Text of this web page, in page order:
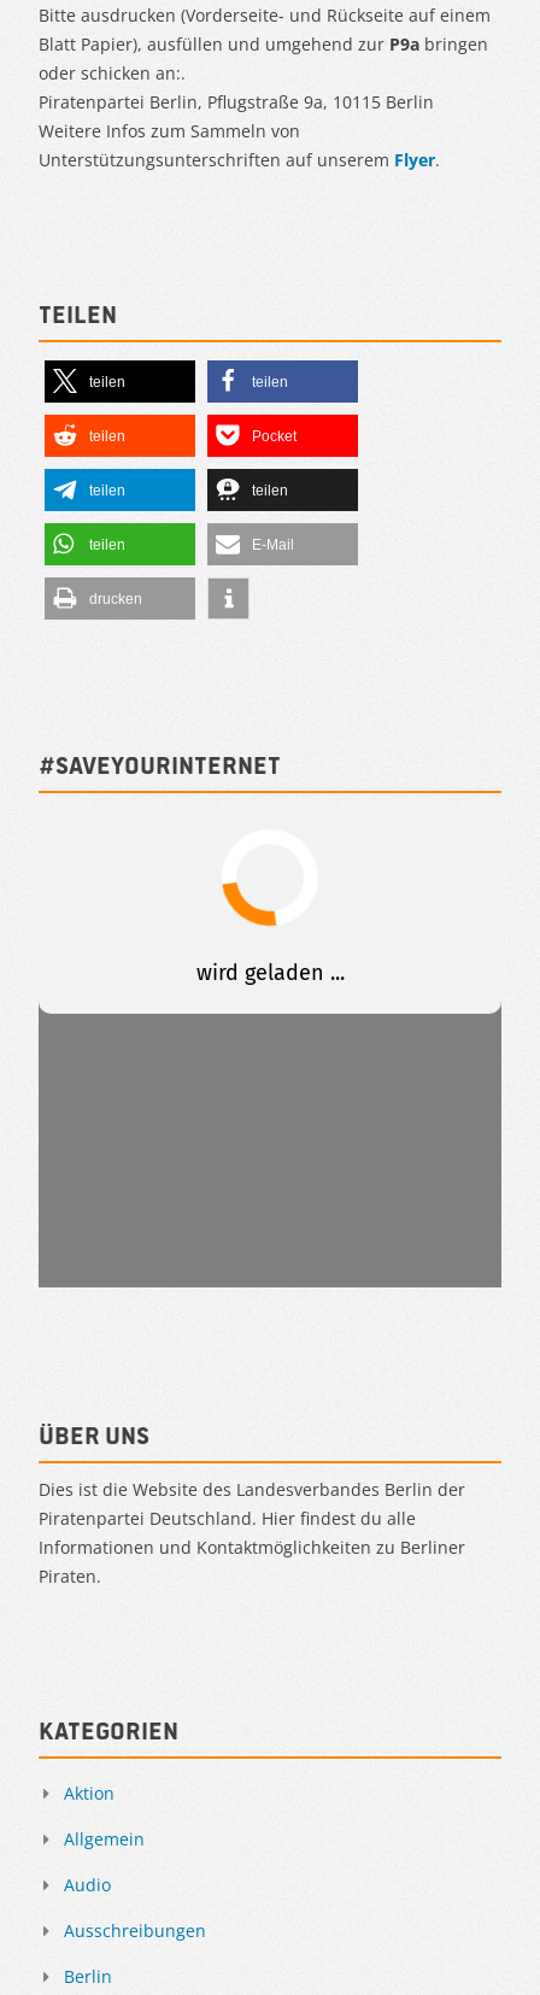
Bitte ausdrucken (Vorderseite- und Rückseite auf einem
Blatt Papier), ausfüllen und umgehend zur P9a bringen
oder schicken an:.
Piratenpartei Berlin, Pflugstraße 9a, 10115 Berlin
Weitere Infos zum Sammeln von
Unterstützungsunterschriften auf unserem Flyer.
Teilen
teilen teilen
teilen Pocket
teilen teilen
teilen E-Mail
drucken
#SAVEYOURINTERNET
Über uns
Dies ist die Website des Landesverbandes Berlin der
Piratenpartei Deutschland. Hier findest du alle
Informationen und Kontaktmöglichkeiten zu Berliner
Piraten.
Kategorien
Aktion
Allgemein
Audio
Ausschreibungen
Berlin